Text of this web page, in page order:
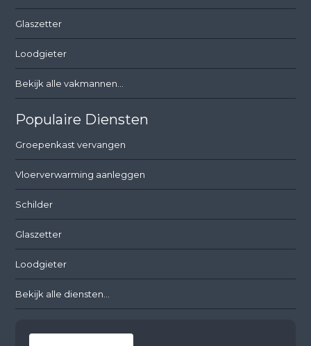
Glaszetter
Loodgieter
Bekijk alle vakmannen...
Populaire Diensten
Groepenkast vervangen
Vloerverwarming aanleggen
Schilder
Glaszetter
Loodgieter
Bekijk alle diensten...